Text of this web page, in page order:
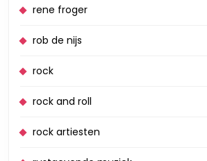
rene froger
rob de nijs
rock
rock and roll
rock artiesten